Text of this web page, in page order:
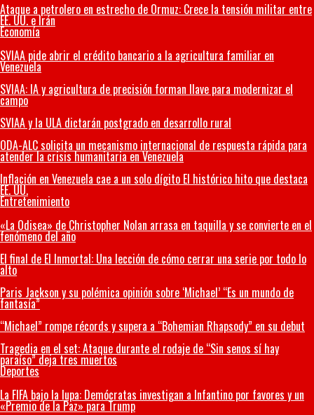
Ataque a petrolero en estrecho de Ormuz: Crece la tensión militar entre
EE. UU. e Irán
Economía
SVIAA pide abrir el crédito bancario a la agricultura familiar en
Venezuela
SVIAA: IA y agricultura de precisión forman llave para modernizar el
campo
SVIAA y la ULA dictarán postgrado en desarrollo rural
ODA-ALC solicita un mecanismo internacional de respuesta rápida para
atender la crisis humanitaria en Venezuela
Inflación en Venezuela cae a un solo dígito El histórico hito que destaca
EE. UU.
Entretenimiento
«La Odisea» de Christopher Nolan arrasa en taquilla y se convierte en el
fenómeno del año
El final de El Inmortal: Una lección de cómo cerrar una serie por todo lo
alto
Paris Jackson y su polémica opinión sobre ‘Michael’ “Es un mundo de
fantasía”
“Michael” rompe récords y supera a “Bohemian Rhapsody” en su debut
Tragedia en el set: Ataque durante el rodaje de “Sin senos sí hay
paraíso” deja tres muertos
Deportes
La FIFA bajo la lupa: Demócratas investigan a Infantino por favores y un
«Premio de la Paz» para Trump